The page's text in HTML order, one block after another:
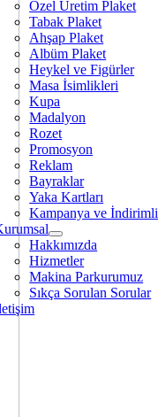
Özel Üretim Plaket
Tabak Plaket
Ahşap Plaket
Albüm Plaket
Heykel ve Figürler
Masa İsimlikleri
Kupa
Madalyon
Rozet
Promosyon
Reklam
Bayraklar
Yaka Kartları
Kampanya ve İndirimli
Hakkımızda
Hizmetler
Makina Parkurumuz
Sıkça Sorulan Sorular